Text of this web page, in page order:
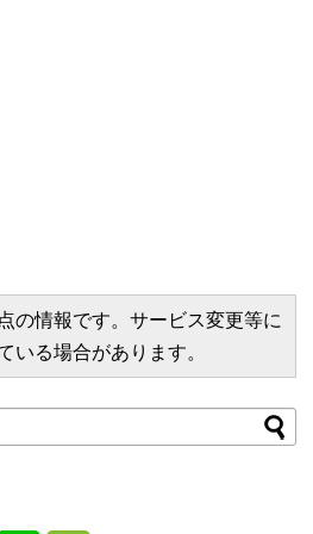
の情報です。サービス変更等に
いる場合があります。